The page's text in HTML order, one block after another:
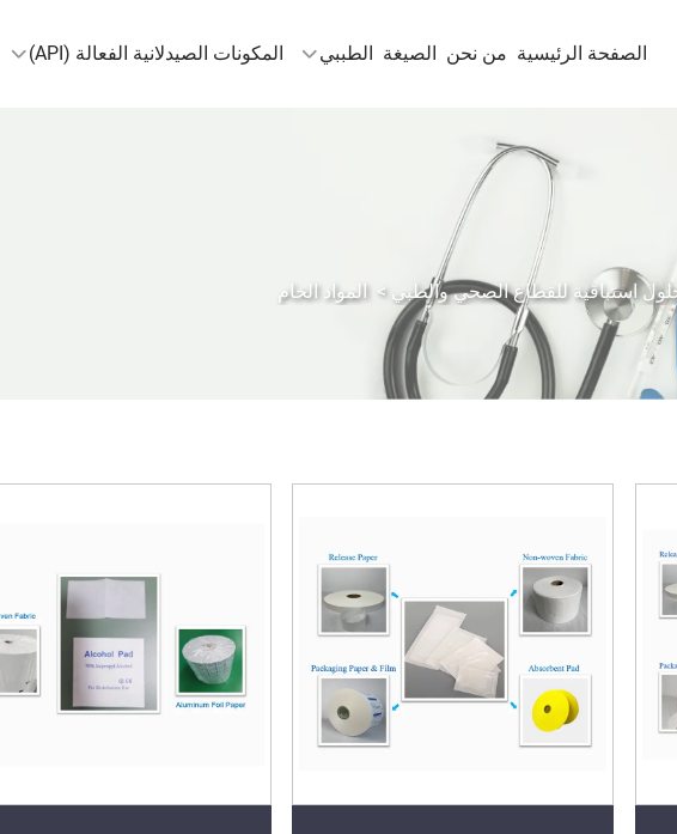
الصفحة الرئيسية من نحن الصيغة الطببي المكونات الصيدلانية الفعالة (API)
استباقية للقطاع الصحي والطبي >المواد الخام